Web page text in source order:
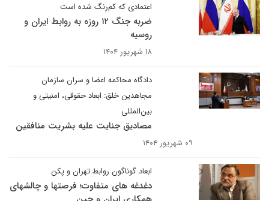
اعتمادی که کم‌رنگ شده است
ضربه جنگ ۱۲ روزه به روابط ایران و
روسیه
۱۸ شهریور ۱۴۰۴
دادگاه محاکمه اعضا و سران سازمان
مجاهدین خلق: ابعاد حقوقی، امنیتی و
بین‌المللی
مصادیق جنایت علیه بشریت منافقین
۰۹ شهریور ۱۴۰۴
ابعاد گوناگون روابط تهران و پکن
دغدغه های متفاوت؛ فرصتها و چالشهای